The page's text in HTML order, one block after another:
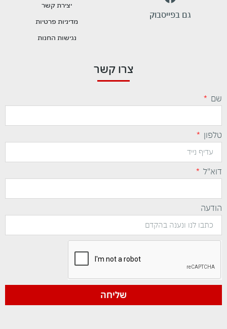
גם בפייסבוק
יצירת קשר
מדיניות פרטיות
נגישות החנות
צרו קשר
שם
טלפון
דוא"ל
הודעה
שליחה